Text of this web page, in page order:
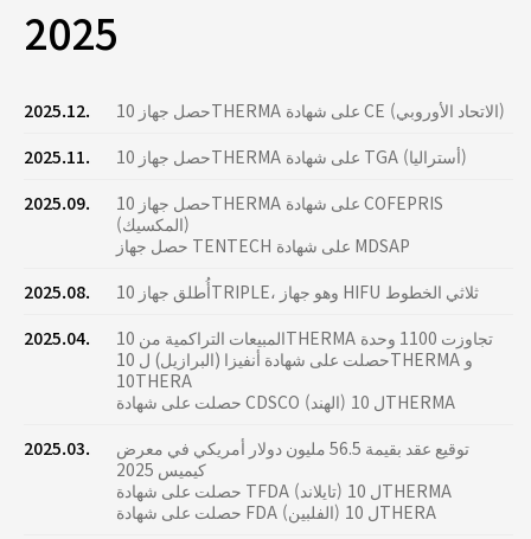
2025
2025.12.
حصل جهاز 10THERMA على شهادة CE (الاتحاد الأوروبي)
2025.11.
حصل جهاز 10THERMA على شهادة TGA (أستراليا)
2025.09.
حصل جهاز 10THERMA على شهادة COFEPRIS
(المكسيك)
حصل جهاز TENTECH على شهادة MDSAP
2025.08.
أُطلق جهاز 10TRIPLE، وهو جهاز HIFU ثلاثي الخطوط
2025.04.
المبيعات التراكمية من 10THERMA تجاوزت 1100 وحدة
حصلت على شهادة أنفيزا (البرازيل) ل 10THERMA و
10THERA
حصلت على شهادة CDSCO (الهند) ل 10THERMA
2025.03.
توقيع عقد بقيمة 56.5 مليون دولار أمريكي في معرض
كيميس 2025
حصلت على شهادة TFDA (تايلاند) ل 10THERMA
حصلت على شهادة FDA (الفلبين) ل 10THERA